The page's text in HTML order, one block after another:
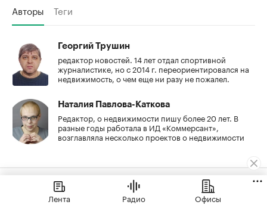
Авторы Теги
Георгий Трушин
редактор новостей. 14 лет отдал спортивной
журналистике, но с 2014 г. переориентировался на
недвижимость, о чем еще ни разу не пожалел.
Наталия Павлова-Каткова
Редактор, о недвижимости пишу более 20 лет. В
разные годы работала в ИД «Коммерсант»,
возглавляла несколько проектов о недвижимости
Читайте также
Лента Радио Офисы